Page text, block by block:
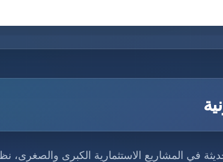
في المشاريع الاستثمارية الكبرى